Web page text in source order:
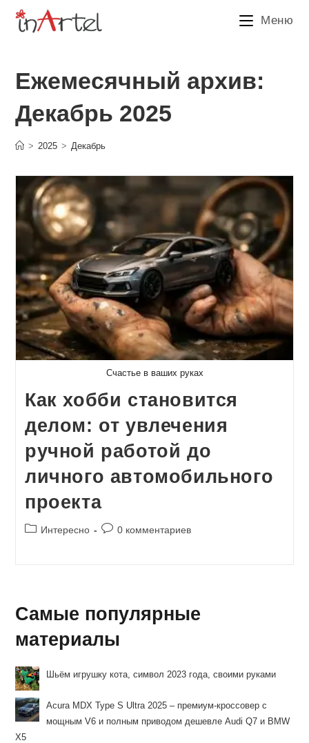
Перейти
Меню
Ежемесячный архив:
Декабрь 2025
> 2025 > Декабрь
Счастье в ваших руках
Как хобби становится
делом: от увлечения
ручной работой до
личного автомобильного
проекта
Рубрика
Интересно
Комментарии
0 комментариев
Самые популярные
материалы
Шьём игрушку кота, символ 2023 года, своими руками
Acura MDX Type S Ultra 2025 – премиум-кроссовер с
мощным V6 и полным приводом дешевле Audi Q7 и BMW
X5